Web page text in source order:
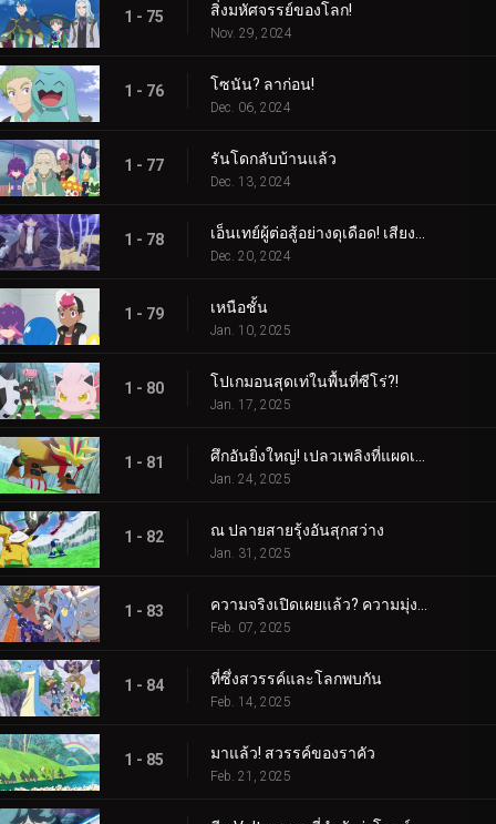
1 - 75 สิ่งมหัศจรรย์ของโลก!
Nov. 29, 2024
1 - 76 โซนัน? ลาก่อน!
Dec. 06, 2024
1 - 77 รันโดกลับบ้านแล้ว
Dec. 13, 2024
1 - 78
Dec. 20, 2024
1 - 79 เหนือชั้น
Jan. 10, 2025
1 - 80 โปเกมอนสุดเท่ในพื้นที่ซีโร่?!
Jan. 17, 2025
1 - 81
Jan. 24, 2025
1 - 82 ณ ปลายสายรุ้งอันสุกสว่าง
Jan. 31, 2025
1 - 83
Feb. 07, 2025
1 - 84 ที่ซึ่งสวรรค์และโลกพบกัน
Feb. 14, 2025
1 - 85 มาแล้ว! สวรรค์ของราคัว
Feb. 21, 2025